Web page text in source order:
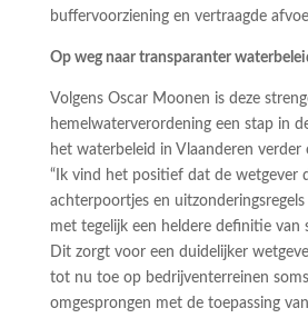
buffervoorziening en vertraagde
Op weg naar transparanter
Volgens Oscar Moonen is deze
hemelwaterverordening een stap in
het waterbeleid in Vlaanderen
“Ik vind het positief dat de wetgever
achterpoortjes en
met tegelijk een heldere definitie van
Dit zorgt voor een duidelijker
tot nu toe op bedrijventerreinen
omgesprongen met de toepassing van